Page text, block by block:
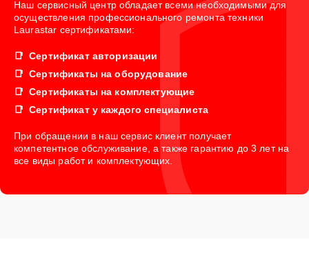
Наш сервисный центр обладает всеми необходимыми для
осуществления профессионального ремонта техники
Laurastar сертификатами:
Сертификат авторизации
Сертификаты на оборудование
Сертификаты на комплектующие
Сертификат у каждого специалиста
При обращении в наш сервис клиент получает
компетентное обслуживание, а также гарантию до 3 лет на
все виды работ и комплектующих.